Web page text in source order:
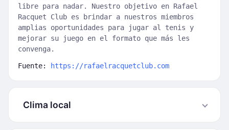
libre para nadar. Nuestro objetivo en Rafael
Racquet Club es brindar a nuestros miembros
amplias oportunidades para jugar al tenis y
mejorar su juego en el formato que más les
convenga.
Fuente: https://rafaelracquetclub.com
Clima local